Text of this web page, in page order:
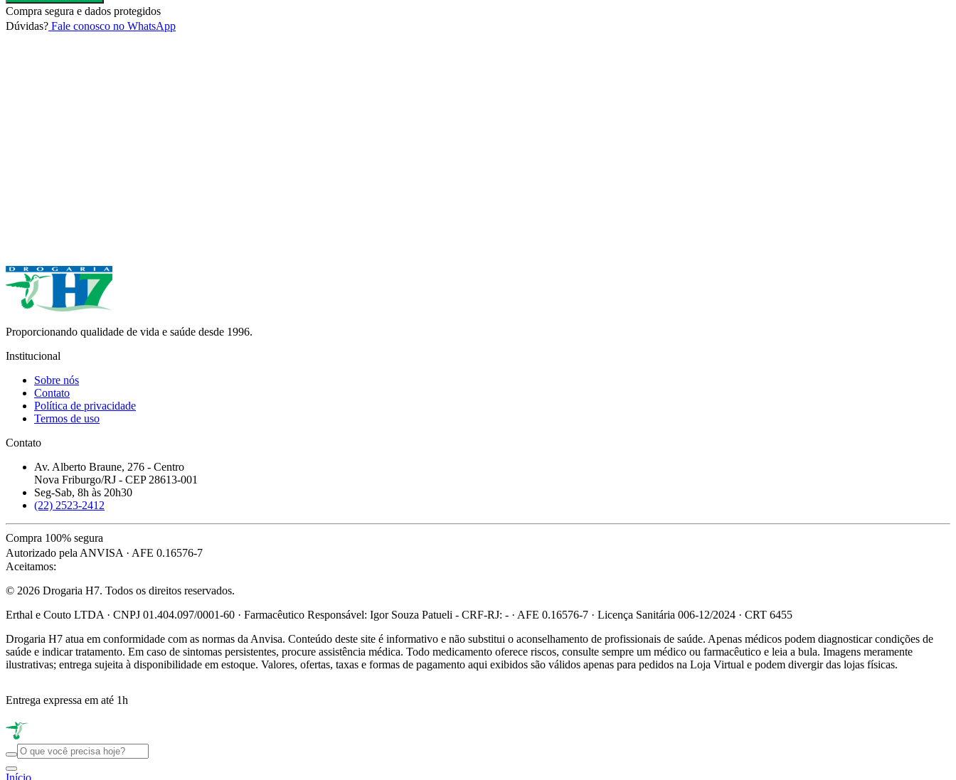
Compra segura e dados protegidos
Dúvidas? Fale conosco no WhatsApp
Proporcionando qualidade de vida e saúde desde 1996.
Institucional
Sobre nós
Contato
Política de privacidade
Termos de uso
Contato
Av. Alberto Braune, 276 - Centro
Nova Friburgo/RJ - CEP 28613-001
Seg-Sab, 8h às 20h30
(22) 2523-2412
Compra 100% segura
Autorizado pela ANVISA · AFE 0.16576-7
Aceitamos:
© 2026 Drogaria H7. Todos os direitos reservados.
Erthal e Couto LTDA · CNPJ 01.404.097/0001-60 · Farmacêutico Responsável: Igor Souza Patueli - CRF-RJ: - · AFE 0.16576-7 · Licença Sanitária 006-12/2024 · CRT 6455
Drogaria H7 atua em conformidade com as normas da Anvisa. Conteúdo deste site é informativo e não substitui o aconselhamento de profissionais de saúde. Apenas médicos podem diagnosticar condições de
saúde e indicar tratamento. Em caso de sintomas persistentes, procure assistência médica. Todo medicamento oferece riscos, consulte sempre um médico ou farmacêutico e leia a bula. Imagens meramente
ilustrativas; entrega sujeita à disponibilidade em estoque. Valores, ofertas, taxas e formas de pagamento aqui exibidos são válidos apenas para pedidos na Loja Virtual e podem divergir das lojas físicas.
Entrega expressa em até 1h
Início